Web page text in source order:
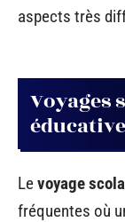
aspects très
Voyages
Levoyage
fréquentes où